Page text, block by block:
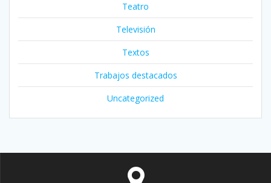
Teatro
Televisión
Textos
Trabajos destacados
Uncategorized